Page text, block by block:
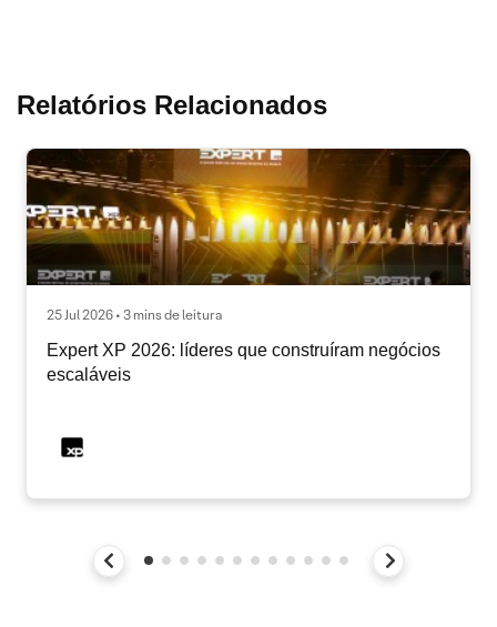
Relatórios Relacionados
25 Jul 2026 • 3 mins de leitura
Expert XP 2026: líderes que construíram negócios
escaláveis